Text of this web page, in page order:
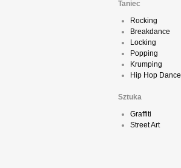
Taniec
Rocking
Breakdance
Locking
Popping
Krumping
Hip Hop Dance
Sztuka
Graffiti
Street Art